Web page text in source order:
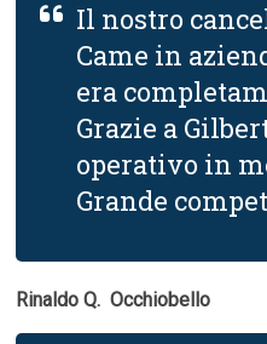
Il nostro
Came in
era
Grazie a
operativo in
Grande
Rinaldo Q.  Occhiobello